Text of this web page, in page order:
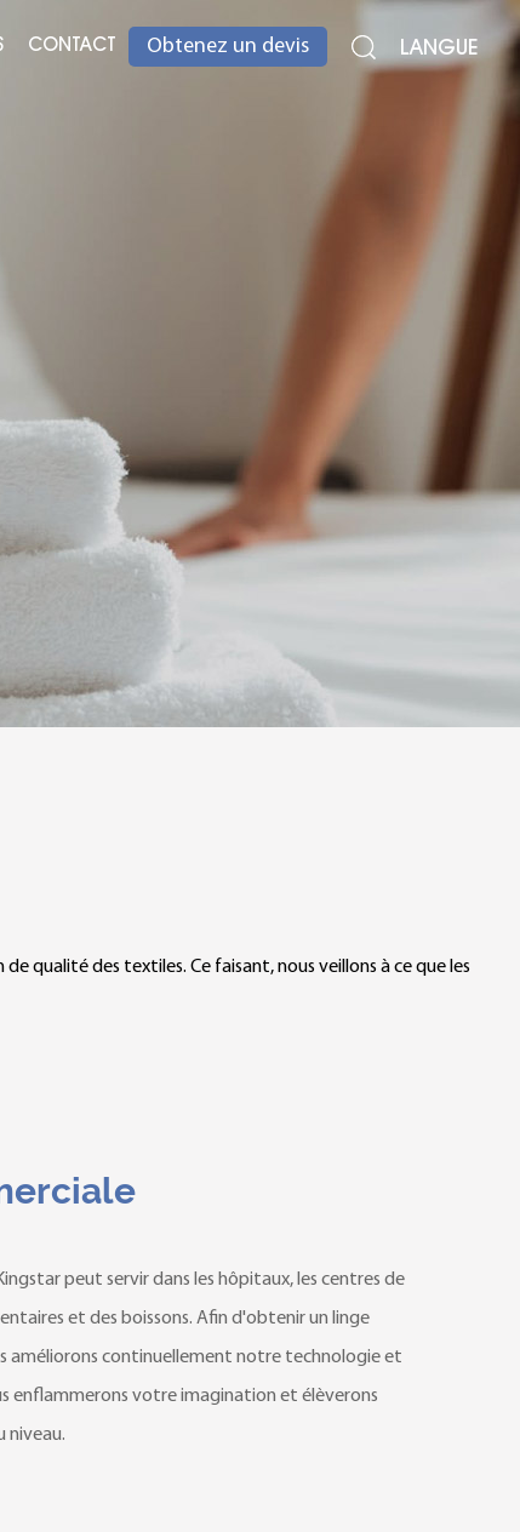
CONTACT Obtenez un devis LANGUE
qualité des textiles. Ce faisant, nous veillons à ce que les
peut servir dans les hôpitaux, les centres de
et des boissons. Afin d'obtenir un linge
améliorons continuellement notre technologie et
enflammerons votre imagination et élèverons
niveau.